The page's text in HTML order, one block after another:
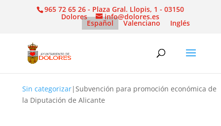
965 72 65 26 - Plaza Gral. Llopis, 1 - 03150
Dolores info@dolores.es
Español Valenciano Inglés
Sin categorizar|Subvención para promoción económica de
la Diputación de Alicante